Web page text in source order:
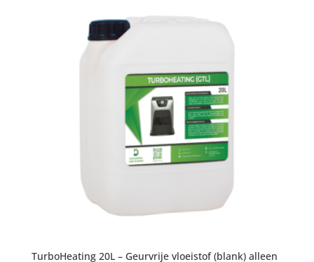
TurboHeating 20L – Geurvrije vloeistof (blank) alleen